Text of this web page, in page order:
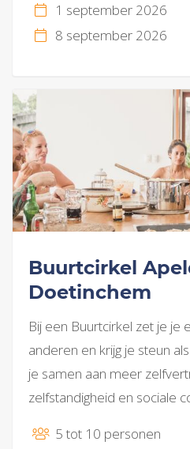
1 september 2026
8 september 2026
Buurtcirkel
Doetinchem
Bij een Buurtcirkel zet je je
anderen en krijg je steun
je samen aan meer
zelfstandigheid en sociale
5 tot 10 personen